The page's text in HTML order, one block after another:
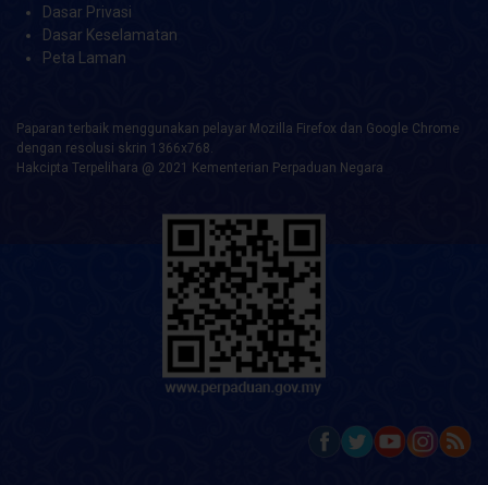
Dasar Privasi
Dasar Keselamatan
Peta Laman
Paparan terbaik menggunakan pelayar Mozilla Firefox dan Google Chrome
dengan resolusi skrin 1366x768.
Hakcipta Terpelihara @ 2021 Kementerian Perpaduan Negara